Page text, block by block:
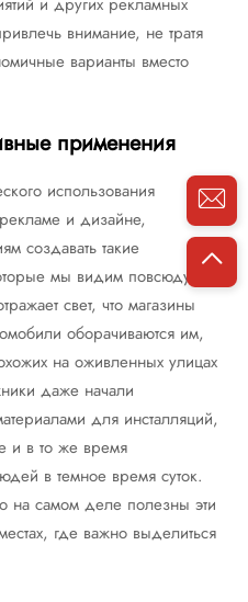
внимание, не тратя
варианты вместо
применения
использования
и дизайне,
создавать такие
мы видим повсюду.
свет, что магазины
оборачиваются им,
на оживленных улицах
даже начали
для инсталляций,
и в то же время
в темное время суток.
на самом деле полезны эти
где важно выделиться